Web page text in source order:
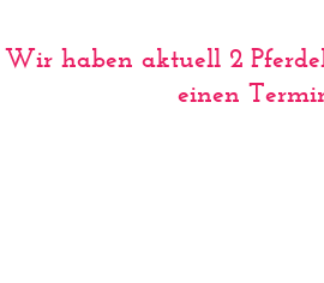
Wir haben aktuell 2
einen